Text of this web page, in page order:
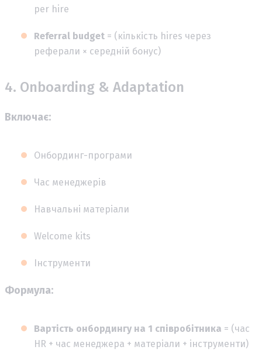
per hire
Referral budget = (кількість hires через
реферали × середній бонус)
4. Onboarding & Adaptation
Включає:
Онбординг-програми
Час менеджерів
Навчальні матеріали
Welcome kits
Інструменти
Формула:
Вартість онбордингу на 1 співробітника = (час
HR + час менеджера + матеріали + інструменти)